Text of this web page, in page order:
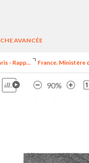
AVANCÉE
- Rapp... France. Ministère
90%